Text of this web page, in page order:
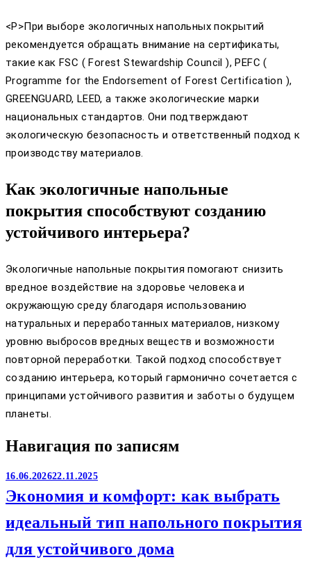
<Р>При выборе экологичных напольных покрытий
рекомендуется обращать внимание на сертификаты,
такие как FSC ( Forest Stewardship Council ), PEFC (
Programme for the Endorsement of Forest Certification ),
GREENGUARD, LEED, а также экологические марки
национальных стандартов. Они подтверждают
экологическую безопасность и ответственный подход к
производству материалов.
Как экологичные напольные
покрытия способствуют созданию
устойчивого интерьера?
Экологичные напольные покрытия помогают снизить
вредное воздействие на здоровье человека и
окружающую среду благодаря использованию
натуральных и переработанных материалов, низкому
уровню выбросов вредных веществ и возможности
повторной переработки. Такой подход способствует
созданию интерьера, который гармонично сочетается с
принципами устойчивого развития и заботы о будущем
планеты.
Навигация по записям
16.06.202622.11.2025
Экономия и комфорт: как выбрать
идеальный тип напольного покрытия
для устойчивого дома